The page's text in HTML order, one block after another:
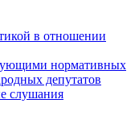
в отношении
нормативных
депутатов
слушания